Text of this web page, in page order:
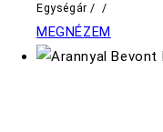
Egységár / /
MEGNÉZEM